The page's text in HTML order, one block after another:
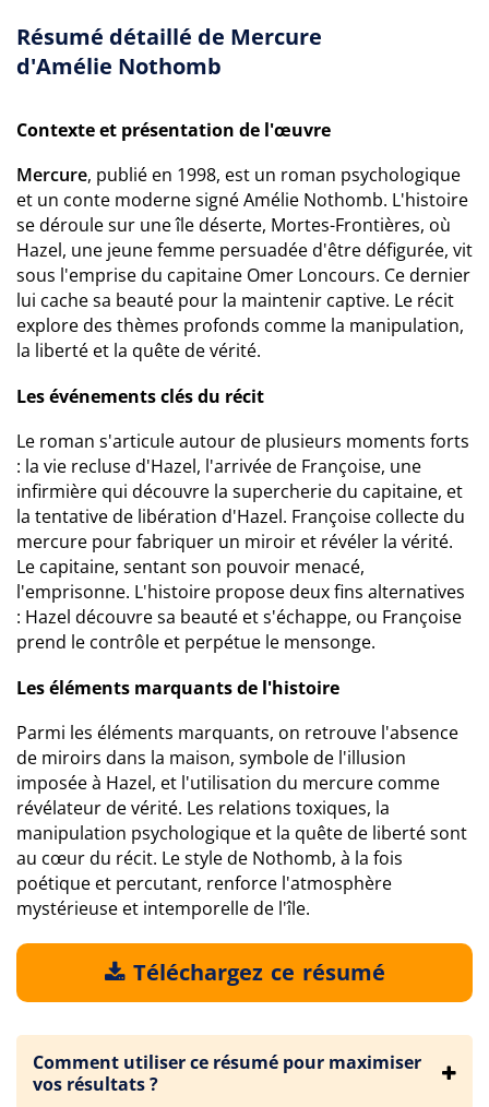
Résumé détaillé de Mercure
d'Amélie Nothomb
Contexte et présentation de l'œuvre
Mercure, publié en 1998, est un roman psychologique
et un conte moderne signé Amélie Nothomb. L'histoire
se déroule sur une île déserte, Mortes-Frontières, où
Hazel, une jeune femme persuadée d'être défigurée, vit
sous l'emprise du capitaine Omer Loncours. Ce dernier
lui cache sa beauté pour la maintenir captive. Le récit
explore des thèmes profonds comme la manipulation,
la liberté et la quête de vérité.
Les événements clés du récit
Le roman s'articule autour de plusieurs moments forts
: la vie recluse d'Hazel, l'arrivée de Françoise, une
infirmière qui découvre la supercherie du capitaine, et
la tentative de libération d'Hazel. Françoise collecte du
mercure pour fabriquer un miroir et révéler la vérité.
Le capitaine, sentant son pouvoir menacé,
l'emprisonne. L'histoire propose deux fins alternatives
: Hazel découvre sa beauté et s'échappe, ou Françoise
prend le contrôle et perpétue le mensonge.
Les éléments marquants de l'histoire
Parmi les éléments marquants, on retrouve l'absence
de miroirs dans la maison, symbole de l'illusion
imposée à Hazel, et l'utilisation du mercure comme
révélateur de vérité. Les relations toxiques, la
manipulation psychologique et la quête de liberté sont
au cœur du récit. Le style de Nothomb, à la fois
poétique et percutant, renforce l'atmosphère
mystérieuse et intemporelle de l'île.
Téléchargez ce résumé
Comment utiliser ce résumé pour maximiser
vos résultats ?